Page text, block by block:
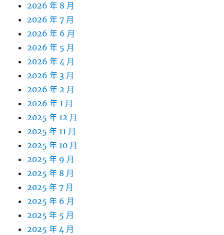
2026 年 8 月
2026 年 7 月
2026 年 6 月
2026 年 5 月
2026 年 4 月
2026 年 3 月
2026 年 2 月
2026 年 1 月
2025 年 12 月
2025 年 11 月
2025 年 10 月
2025 年 9 月
2025 年 8 月
2025 年 7 月
2025 年 6 月
2025 年 5 月
2025 年 4 月